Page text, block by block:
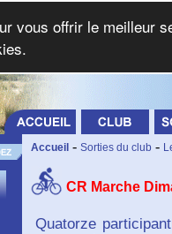
Accueil - Sorties du club -
CR Marche
Quatorze
vous offrir le meilleur